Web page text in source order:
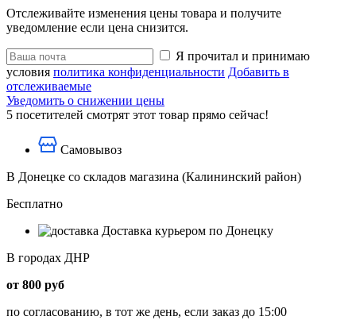
Отслеживайте изменения цены товара и получите
уведомление если цена снизится.
Я прочитал и принимаю
условия политика конфиденциальности Добавить в
отслеживаемые
Уведомить о снижении цены
5 посетителей смотрят этот товар прямо сейчас!
Самовывоз
В Донецке со складов магазина (Калининский район)
Бесплатно
Доставка курьером по Донецку
В городах ДНР
от 800 руб
по согласованию, в тот же день, если заказ до 15:00